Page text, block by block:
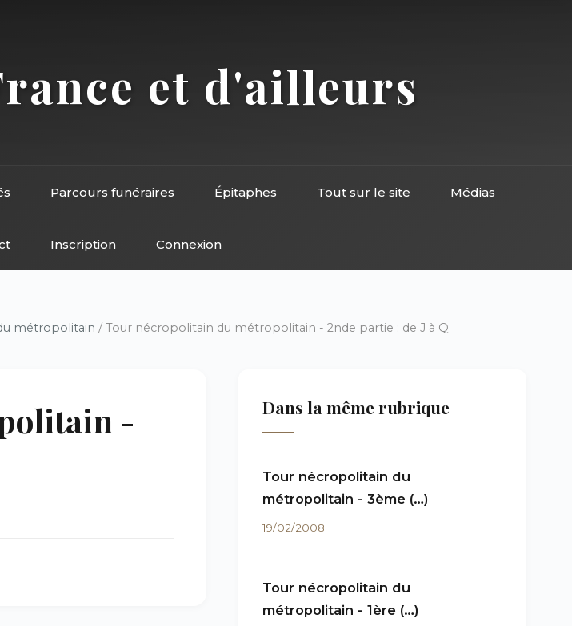
et d'ailleurs
Parcours funéraires Épitaphes Tout sur le site Médias
Inscription Connexion
métropolitain / Tour nécropolitain du métropolitain - 2nde partie : de J à Q
-
Dans la même rubrique
Tour nécropolitain du
métropolitain - 3ème (…)
19/02/2008
Tour nécropolitain du
métropolitain - 1ère (…)